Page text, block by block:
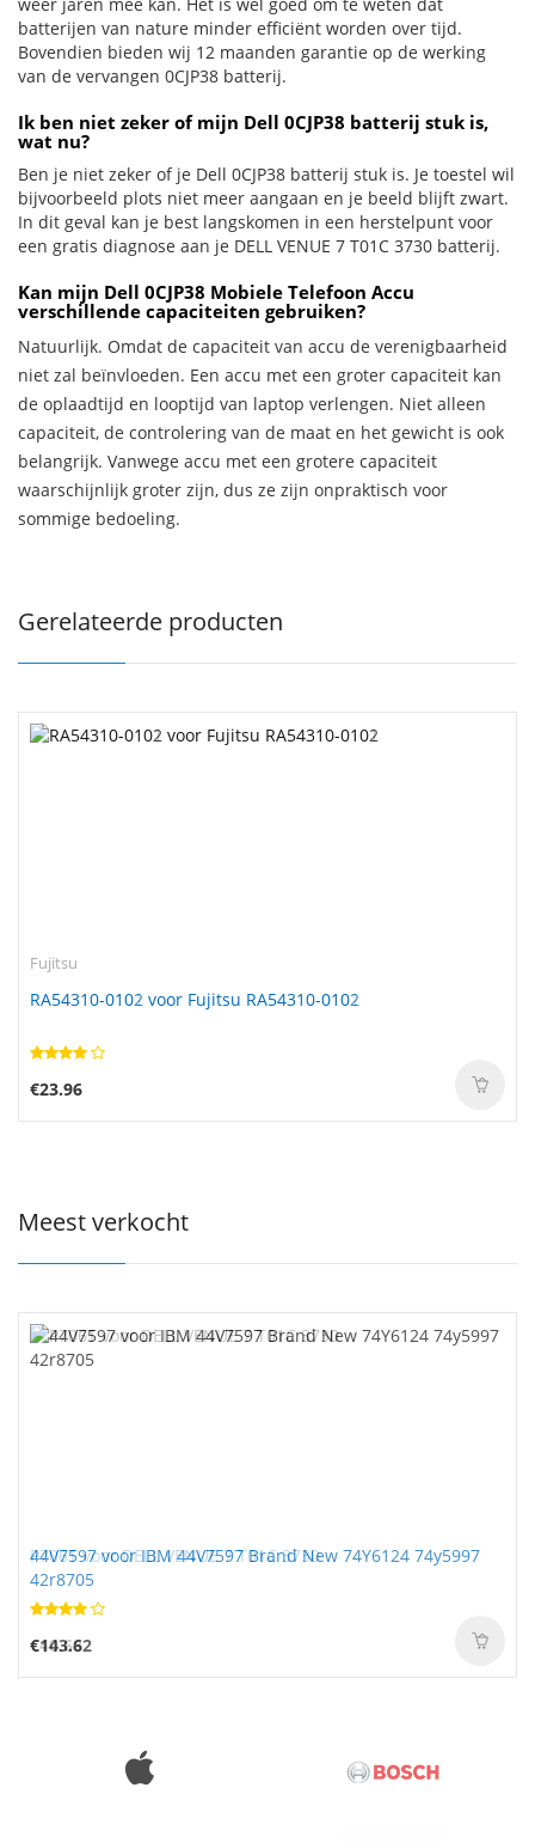
batterijen van nature minder efficiënt worden over tijd.
Bovendien bieden wij 12 maanden garantie op de werking
van de vervangen 0CJP38 batterij.
Ik ben niet zeker of mijn Dell 0CJP38 batterij stuk is,
wat nu?
Ben je niet zeker of je Dell 0CJP38 batterij stuk is. Je toestel wil
bijvoorbeeld plots niet meer aangaan en je beeld blijft zwart.
In dit geval kan je best langskomen in een herstelpunt voor
een gratis diagnose aan je DELL VENUE 7 T01C 3730 batterij.
Kan mijn Dell 0CJP38 Mobiele Telefoon Accu
verschillende capaciteiten gebruiken?
Natuurlijk. Omdat de capaciteit van accu de verenigbaarheid
niet zal beïnvloeden. Een accu met een groter capaciteit kan
de oplaadtijd en looptijd van laptop verlengen. Niet alleen
capaciteit, de controlering van de maat en het gewicht is ook
belangrijk. Vanwege accu met een grotere capaciteit
waarschijnlijk groter zijn, dus ze zijn onpraktisch voor
sommige bedoeling.
Gerelateerde producten
Fujitsu
RA54310-0102 voor Fujitsu RA54310-0102
€23.96
Meest verkocht
44V7597 voor IBM 44V7597 Brand New 74Y6124 74y5997
42r8705
€143.62